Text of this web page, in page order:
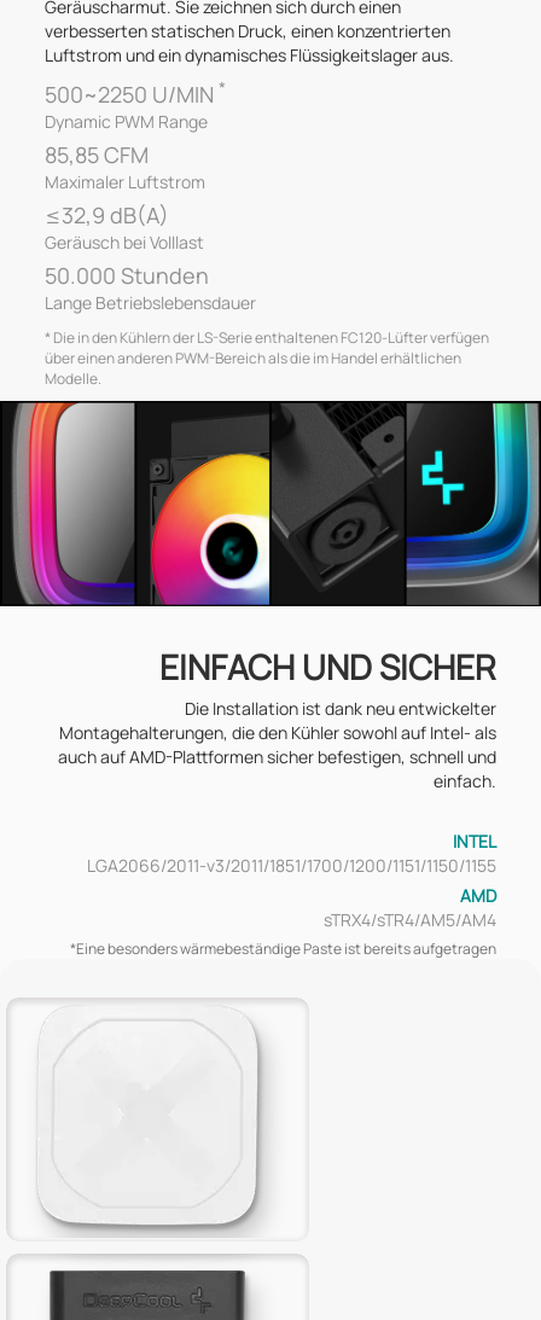
Geräuscharmut. Sie zeichnen sich durch einen
verbesserten statischen Druck, einen konzentrierten
Luftstrom und ein dynamisches Flüssigkeitslager aus.
500~2250 U/MIN*
Dynamic PWM Range
85,85 CFM
Maximaler Luftstrom
≤32,9 dB(A)
Geräusch bei Volllast
50.000 Stunden
Lange Betriebslebensdauer
* Die in den Kühlern der LS-Serie enthaltenen FC120-Lüfter verfügen
über einen anderen PWM-Bereich als die im Handel erhältlichen
Modelle.
EINFACH UND SICHER
Die Installation ist dank neu entwickelter
Montagehalterungen, die den Kühler sowohl auf Intel- als
auch auf AMD-Plattformen sicher befestigen, schnell und
einfach.
INTEL
LGA2066/2011-v3/2011/1851/1700/1200/1151/1150/1155
AMD
sTRX4/sTR4/AM5/AM4
*Eine besonders wärmebeständige Paste ist bereits aufgetragen